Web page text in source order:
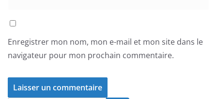
Enregistrer mon nom, mon e-mail et mon site dans le
navigateur pour mon prochain commentaire.